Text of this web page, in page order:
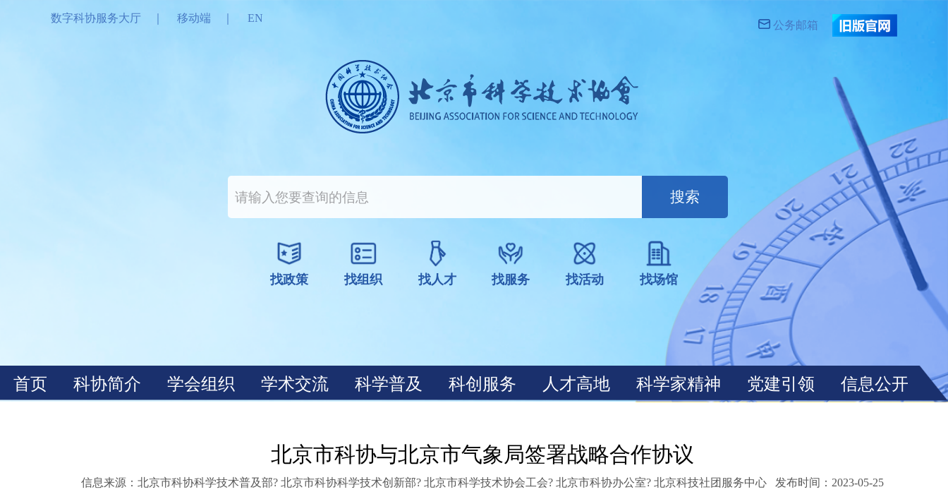
北京市科协与北京市气象局签署战略合作协议
信息来源： 北京市科协科学技术普及部? 北京市科协科学技术创新部? 北京市科学技术协会工会? 北京市科协办公室? 北京科技社团服务中心发布时间：2023-05-25